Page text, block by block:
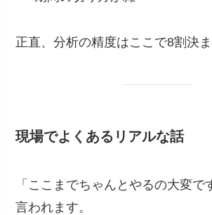
正直、分析の精度はここで8割決ま
現場でよくあるリアルな話
「ここまでちゃんとやるの大変で
言われます。